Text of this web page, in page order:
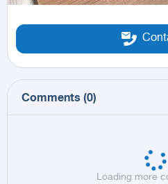
Comments (0)
Loading more